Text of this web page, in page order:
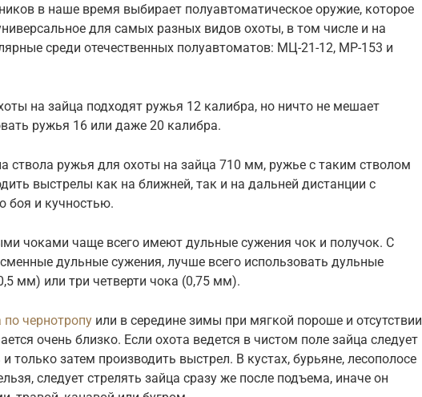
в наше время выбирает полуавтоматическое оружие, которое
для самых разных видов охоты, в том числе и на
среди отечественных полуавтоматов: МЦ-21-12, МР-153 и
на зайца подходят ружья 12 калибра, но ничто не мешает
ружья 16 или даже 20 калибра.
ствола ружья для охоты на зайца 710 мм, ружье с таким стволом
выстрелы как на ближней, так и на дальней дистанции с
боя и кучностью.
чоками чаще всего имеют дульные сужения чок и получок. С
дульные сужения, лучше всего использовать дульные
мм) или три четверти чока (0,75 мм).
по чернотропу или в середине зимы при мягкой пороше и отсутствии
очень близко. Если охота ведется в чистом поле зайца следует
только затем производить выстрел. В кустах, бурьяне, лесополосе
следует стрелять зайца сразу же после подъема, иначе он